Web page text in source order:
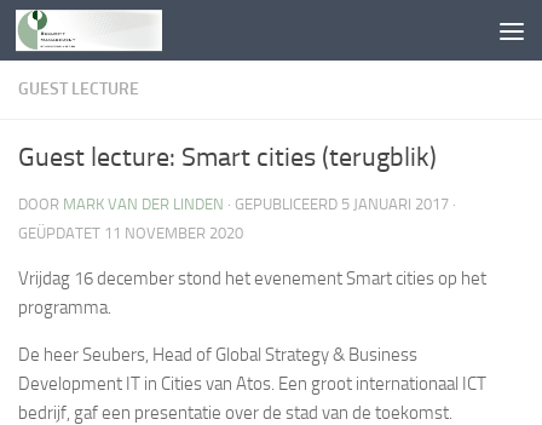
Doorgaan naar inhoud
GUEST LECTURE
Guest lecture: Smart cities (terugblik)
DOOR MARK VAN DER LINDEN · GEPUBLICEERD 5 JANUARI 2017 ·
GEÜPDATET 11 NOVEMBER 2020
Vrijdag 16 december stond het evenementSmart citiesop het
programma.
De heer Seubers, Head of Global Strategy & Business
Development IT in Cities van Atos. Een groot internationaal ICT
bedrijf, gaf een presentatie over de stad van de toekomst.